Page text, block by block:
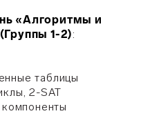
«Алгоритмы и
1-2):
таблицы
2-SAT